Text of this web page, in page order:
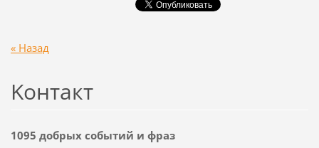
« Назад
Koнтакт
1095 добрых событий и фраз